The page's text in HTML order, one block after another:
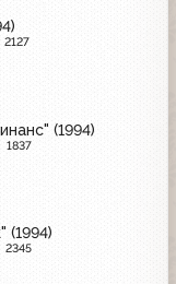
2127
(1994)
1837
(1994)
2345